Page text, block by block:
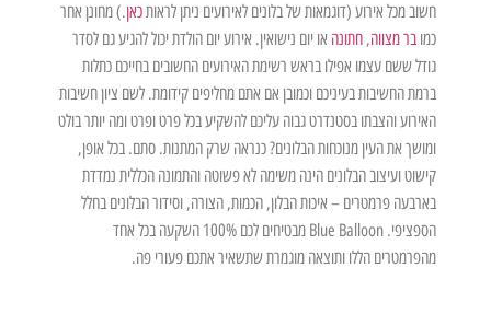
חשוב מכל אירוע (דוגמאות של בלונים לאירועים ניתן לראותכאן.) מחונן אחר
כמו בר מצווה, חתונה או יום נישואין. אירוע יום הולדת יכול להגיע גם לסדר
גודל ששם עצמו אפילו בראש רשימת האירועים החשובים בחייכם כתלות
ברמת החשיבות בעיניכם וכמובן אם אתם מחליפים קידומת. לשם ציון חשיבות
האירוע והצבתו בסטנדרט גבוה עליכם להשקיע בכל פרט ופרט ומה יותר בולט
ומושך את העין מנוכחות הבלונים? כנראה שרק המתנות. סתם. בכל אופן,
קישוט ועיצוב הבלונים הינה משימה לא פשוטה והתמונה הכללית נמדדת
בארבעה פרמטרים – איכות הבלון, הכמות, הצורה, וסידור הבלונים בחלל
הספציפי. Blue Balloon מבטיחים לכם 100% השקעה בכל אחד
מהפרמטרים הללו ותוצאה מוגמרת שתשאיר אתכם פעורי פה.